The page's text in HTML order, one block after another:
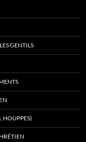
GENTILS
HOUPPES)